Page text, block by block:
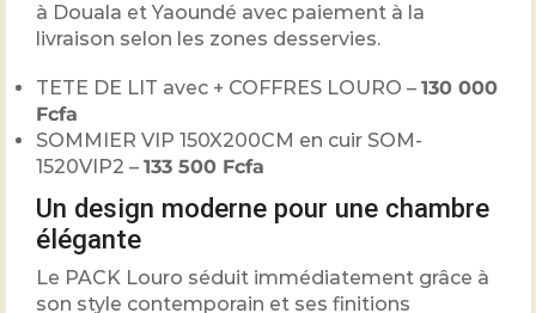
à Douala et Yaoundé avec paiement à la
livraison selon les zones desservies.
TETE DE LIT avec + COFFRES LOURO – 130 000
Fcfa
SOMMIER VIP 150X200CM en cuir SOM-
1520VIP2 – 133 500 Fcfa
Un design moderne pour une chambre
élégante
Le PACK Louro séduit immédiatement grâce à
son style contemporain et ses finitions